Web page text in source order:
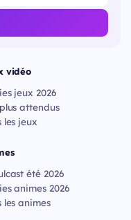
vidéo
jeux 2026
attendus
les jeux
été 2026
animes 2026
les animes